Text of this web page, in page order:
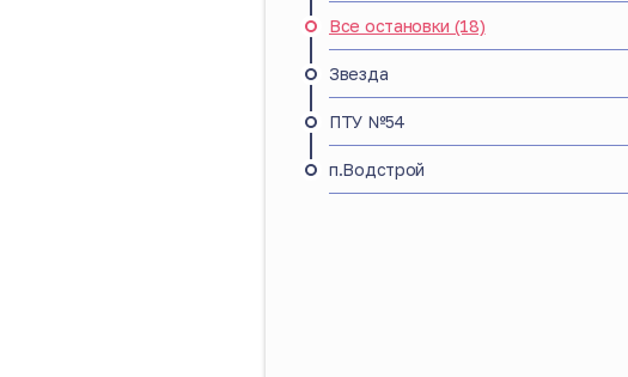
Все остановки (18)
Звезда
ПТУ №54
п.Водстрой